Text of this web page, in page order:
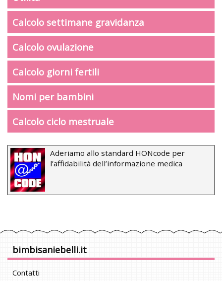
Calcolo settimane gravidanza
Calcolo ovulazione
Calcolo giorni fertili
Nomi per bambini
Calcolo ciclo mestruale
Aderiamo allo standard HONcode per
l’affidabilità dell’informazione medica
bimbisaniebelli.it
Contatti